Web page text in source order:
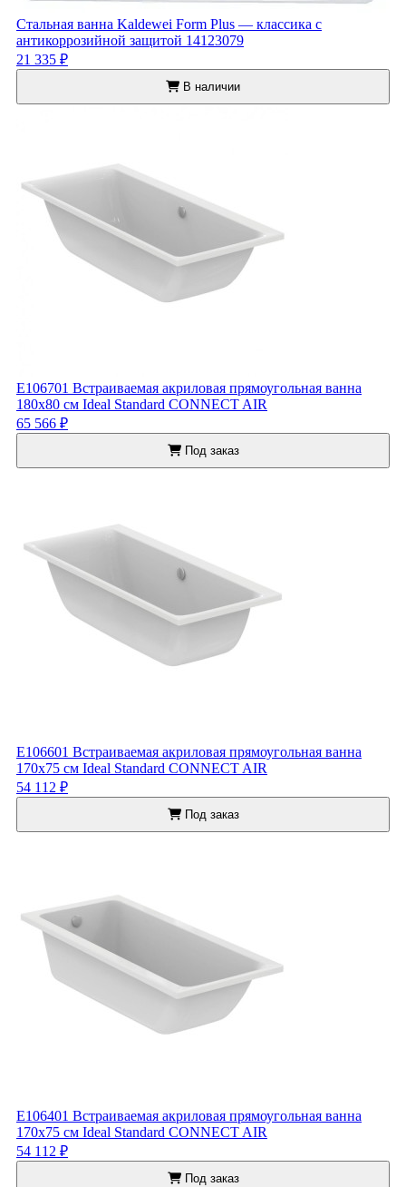
Стальная ванна Kaldewei Form Plus — классика с
антикоррозийной защитой 14123079
21 335 ₽
В наличии
E106701 Встраиваемая акриловая прямоугольная ванна
180х80 см Ideal Standard CONNECT AIR
65 566 ₽
Под заказ
E106601 Встраиваемая акриловая прямоугольная ванна
170х75 см Ideal Standard CONNECT AIR
54 112 ₽
Под заказ
E106401 Встраиваемая акриловая прямоугольная ванна
170х75 см Ideal Standard CONNECT AIR
54 112 ₽
Под заказ